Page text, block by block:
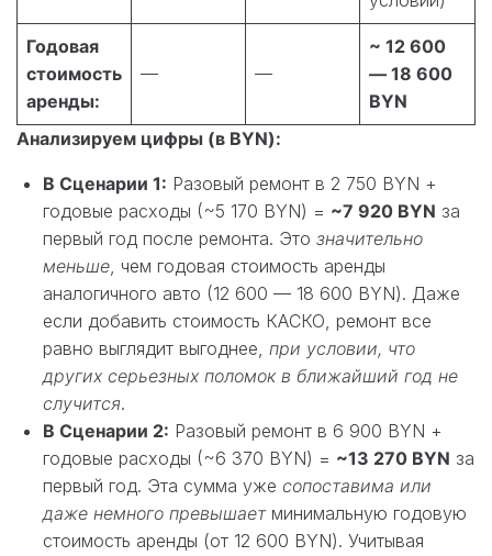
Годовая
стоимость
аренды:
— —
~ 12 600
— 18 600
BYN
Анализируем цифры (в BYN):
В Сценарии 1: Разовый ремонт в 2 750 BYN +
годовые расходы (~5 170 BYN) = ~7 920 BYN за
первый год после ремонта. Это значительно
меньше, чем годовая стоимость аренды
аналогичного авто (12 600 — 18 600 BYN). Даже
если добавить стоимость КАСКО, ремонт все
равно выглядит выгоднее, при условии, что
других серьезных поломок в ближайший год не
случится.
В Сценарии 2: Разовый ремонт в 6 900 BYN +
годовые расходы (~6 370 BYN) = ~13 270 BYN за
первый год. Эта сумма уже сопоставима или
даже немного превышаетминимальную годовую
стоимость аренды (от 12 600 BYN). Учитывая